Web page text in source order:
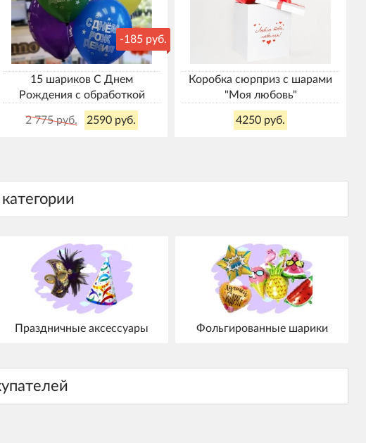
-185 руб.
15 шариков С Днем
Рождения с обработкой
2 775 руб. 2590 руб.
Коробка сюрприз с шарами
"Моя любовь"
4250 руб.
Праздничные аксессуары Фольгированные шарики